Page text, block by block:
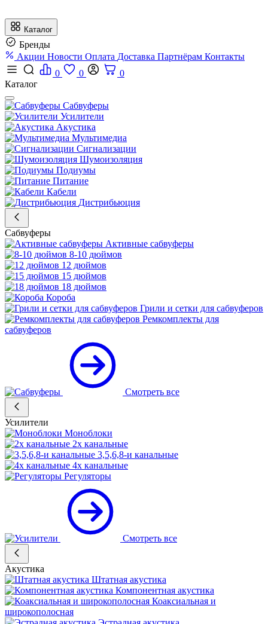
Каталог
Бренды
Акции Новости Оплата Доставка Партнёрам Контакты
0
0
0
Каталог
Сабвуферы
Усилители
Акустика
Мультимедиа
Сигнализации
Шумоизоляция
Подиумы
Питание
Кабели
Дистрибьюция
Сабвуферы
Активные сабвуферы
8-10 дюймов
12 дюймов
15 дюймов
18 дюймов
Короба
Грили и сетки для сабвуферов
Ремкомплекты для
сабвуферов
Смотреть все
Усилители
Моноблоки
2х канальные
3,5,6,8-и канальные
4х канальные
Регуляторы
Смотреть все
Акустика
Штатная акустика
Компонентная акустика
Коаксиальная и
широкополосная